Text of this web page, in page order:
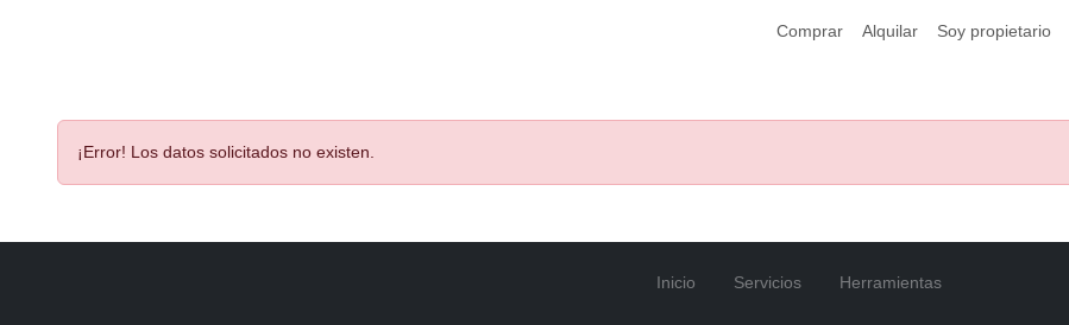
Comprar Alquilar Soy propietario
¡Error! Los datos solicitados no existen.
Inicio Servicios Herramientas